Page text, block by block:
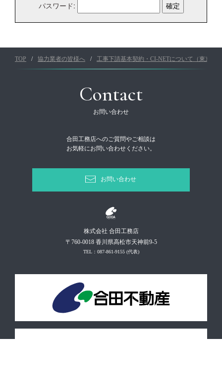
パスワード:
TOP 協力業者の皆様へ 工事下請基本契約・CI-NETについて（東京本
Contact
お問い合わせ
合田工務店へのご質問やご相談は
お気軽にお問い合わせください。
お問い合わせ
株式会社 合田工務店
〒760-0018 香川県高松市天神前9-5
TEL：087-861-9155(代表)